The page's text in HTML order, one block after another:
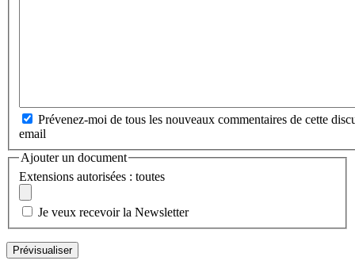
Prévenez-moi de tous les nouveaux commentaires de cette
email
Ajouter un document
Extensions autorisées : toutes
Je veux recevoir la Newsletter